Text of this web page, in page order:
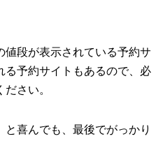
段が表示されている予約サ
る予約サイトもあるので、必
さい。
喜んでも、最後でがっかり